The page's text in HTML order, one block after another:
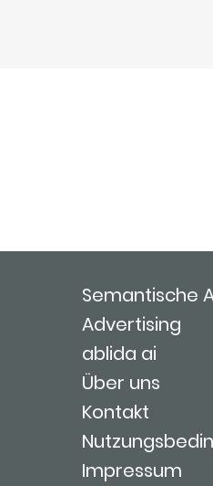
Semantische
Advertising
ablida ai
Über uns
Kontakt
Impressum